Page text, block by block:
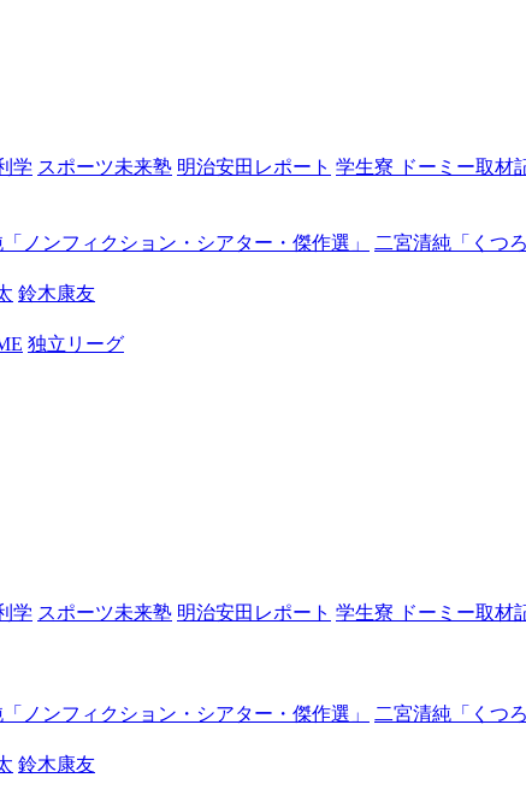
学 スポーツ未来塾 明治安田レポート 学生寮 ドーミー取材
ノンフィクション・シアター・傑作選」
二宮清純「くつ
鈴木康友
独立リーグ
学 スポーツ未来塾 明治安田レポート 学生寮 ドーミー取材
ノンフィクション・シアター・傑作選」
二宮清純「くつ
鈴木康友